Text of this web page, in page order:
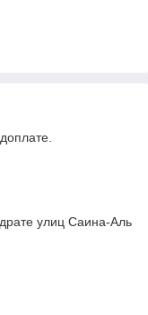
улиц Саина-Аль